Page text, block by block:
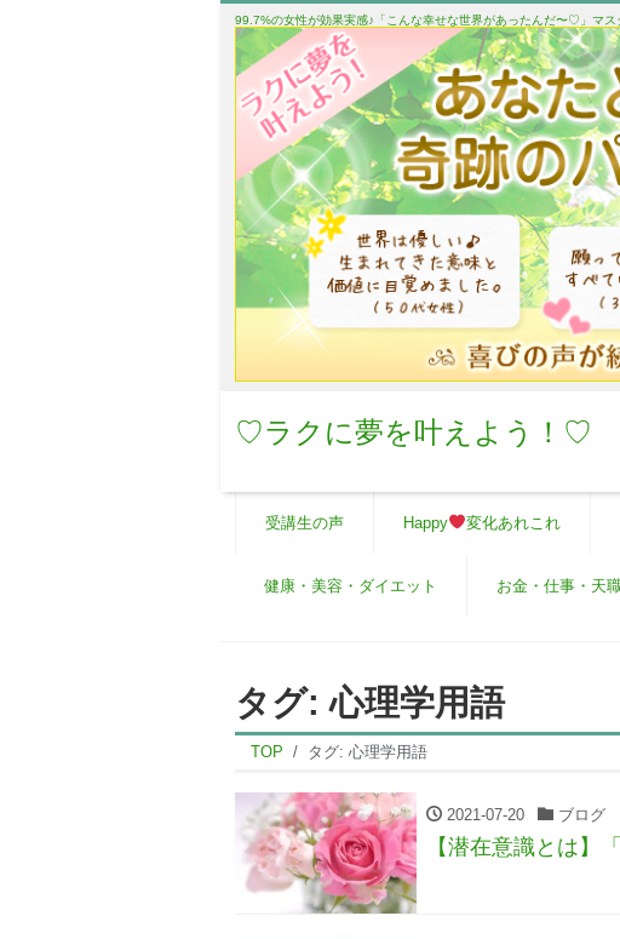
99.7%の女性が効果実感♪「こんな幸せな世界があったんだ〜♡」マ
♡ラクに夢を叶えよう！♡
受講生の声 Happy 変化あれこれ
健康・美容・ダイエット お金・仕事・天
タグ:心理学用語
TOP タグ: 心理学用語
2021-07-20 ブログ
【潜在意識とは】